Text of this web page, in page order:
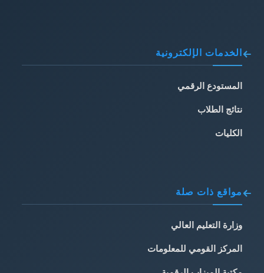
الخدمات الإلكترونية
المستودع الرقمي
نتائج الطلاب
الكليات
مواقع ذات صلة
وزارة التعليم العالي
المركز القومي للمعلومات